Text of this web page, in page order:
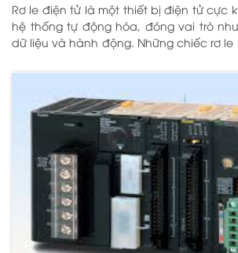
Rơ le điện tử là một thiết bị điện tử cực
hệ thống tự động hóa, đóng vai trò
dữ liệu và hành động. Những chiếc rơ le
thông minh giúp điều khiển và giám sát
thiết bị khác nhau trong môi trường
trong hộ gia đình. Bằng cách sử dụng
rơ le điện tử có khả năng xử lý và phản
nhằm nâng cao hiệu suất hoạt động
các hệ thống mà nó kiểm soát. N